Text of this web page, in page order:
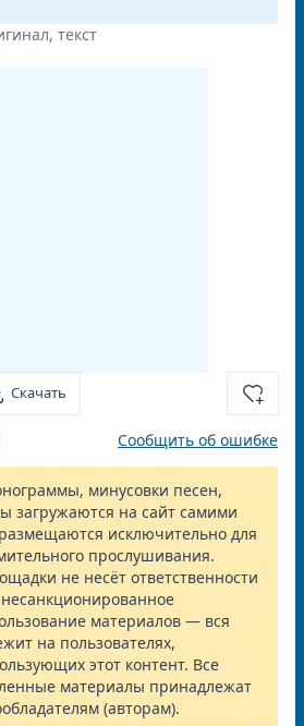
текст
Скачать
Сообщить об ошибке
минусовки песен,
загружаются на сайт самими
исключительно для
прослушивания.
не несёт ответственности
материалов — вся
на пользователях,
этот контент. Все
материалы принадлежат
(авторам).